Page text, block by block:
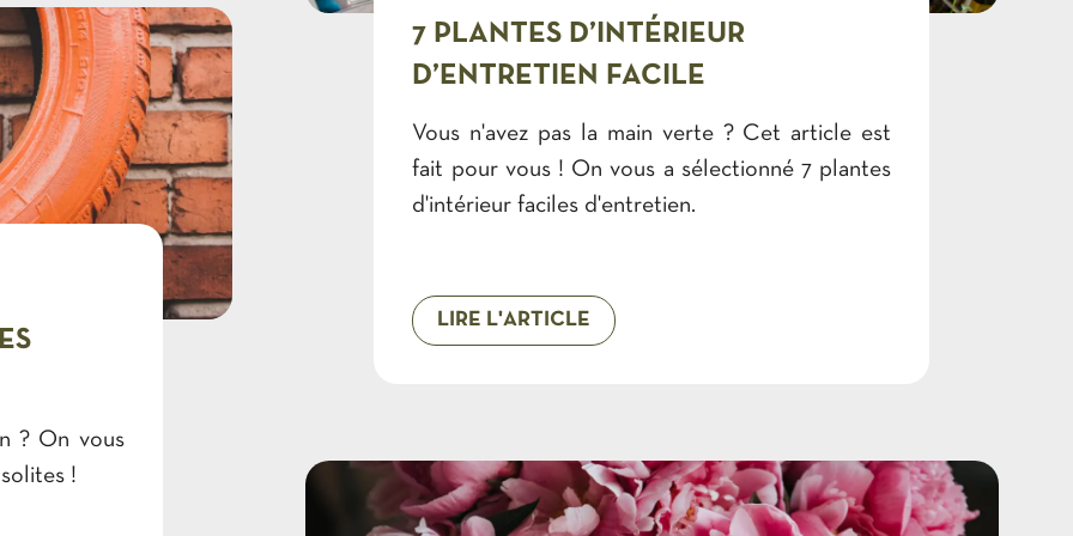
en
certaines
les forêts
atteindre
que ce soit
du
? On vous
!
7 PLANTES D’INTÉRIEUR
D’ENTRETIEN FACILE
Vous n'avez pas la main verte ? Cet article est
fait pour vous ! On vous a sélectionné 7 plantes
d'intérieur faciles d'entretien.
LIRE L'ARTICLE